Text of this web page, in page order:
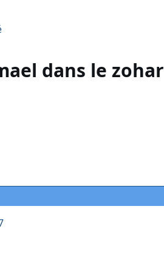
dans le zohar